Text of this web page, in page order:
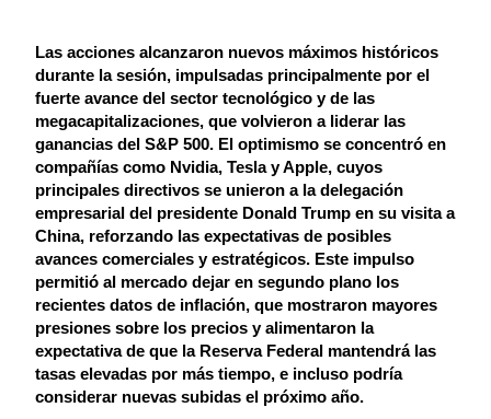
Las acciones alcanzaron nuevos máximos históricos
durante la sesión, impulsadas principalmente por el
fuerte avance del sector tecnológico y de las
megacapitalizaciones, que volvieron a liderar las
ganancias del S&P 500. El optimismo se concentró en
compañías como Nvidia, Tesla y Apple, cuyos
principales directivos se unieron a la delegación
empresarial del presidente Donald Trump en su visita a
China, reforzando las expectativas de posibles
avances comerciales y estratégicos. Este impulso
permitió al mercado dejar en segundo plano los
recientes datos de inflación, que mostraron mayores
presiones sobre los precios y alimentaron la
expectativa de que la Reserva Federal mantendrá las
tasas elevadas por más tiempo, e incluso podría
considerar nuevas subidas el próximo año.